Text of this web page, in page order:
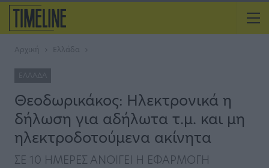
Αρχική Ελλάδα
ΕΛΛΆΔΑ
Θεοδωρικάκος: Ηλεκτρονικά η
δήλωση για αδήλωτα τ.μ. και μη
ηλεκτροδοτούμενα ακίνητα
ΣΕ 10 ΗΜΕΡΕΣ ΑΝΟΙΓΕΙ Η ΕΦΑΡΜΟΓΗ